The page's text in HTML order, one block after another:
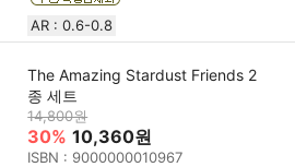
AR : 0.6-0.8
The Amazing Stardust Friends 2
종 세트
14,800원
30% 10,360원
ISBN : 9000000010967